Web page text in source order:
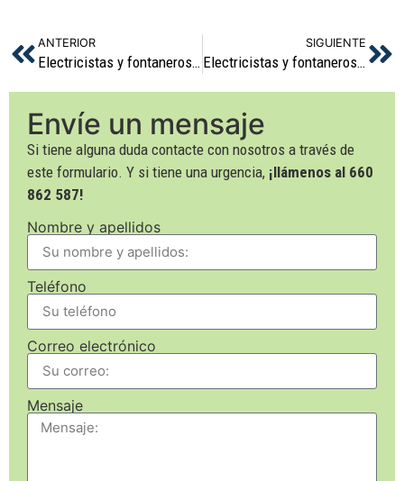
ANTERIOR
Electricistas y fontaneros en Salou
SIGUIENTE
Electricistas y fontaneros en Cambrils
Envíe un mensaje
Si tiene alguna duda contacte con nosotros a través de
este formulario. Y si tiene una urgencia, ¡llámenos al 660
862 587!
Nombre y apellidos
Teléfono
Correo electrónico
Mensaje